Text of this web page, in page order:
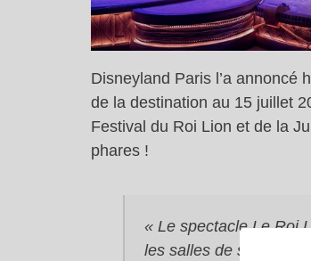
Disneyland Paris l’a annoncé
de la destination au 15 juillet
Festival du Roi Lion et de la
phares !
« Le spectacle Le Roi
les salles de